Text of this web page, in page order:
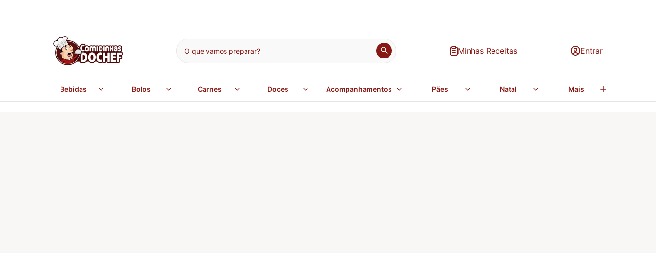
O que vamos preparar? Minhas Receitas Entrar
Bebidas Bolos Carnes Doces Acompanhamentos Pães Natal Mais